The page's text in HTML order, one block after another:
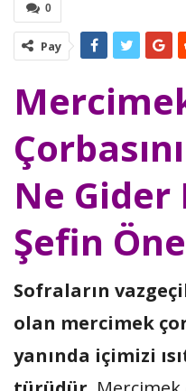
0
Pay
Ne Gider
Şefin
Sofraların
olan mercimek
yanında içimizi